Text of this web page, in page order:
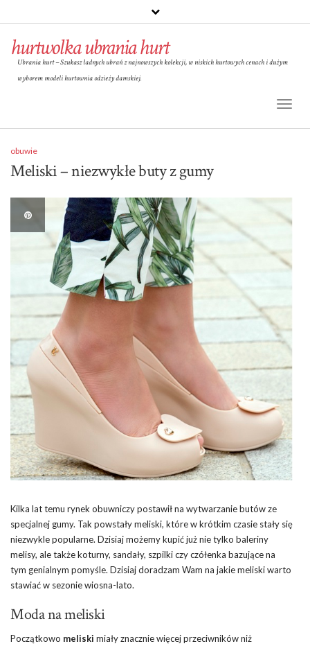
hurtwolka ubrania hurt
Ubrania hurt – Szukasz ładnych ubrań z najnowszych kolekcji, w niskich hurtowych cenach i dużym
wyborem modeli hurtownia odzieży damskiej.
obuwie
Meliski – niezwykłe buty z gumy
Kilka lat temu rynek obuwniczy postawił na wytwarzanie butów ze
specjalnej gumy. Tak powstały meliski, które w krótkim czasie stały się
niezwykle popularne. Dzisiaj możemy kupić już nie tylko baleriny
melisy, ale także koturny, sandały, szpilki czy czółenka bazujące na
tym genialnym pomyśle. Dzisiaj doradzam Wam na jakie meliski warto
stawiać w sezonie wiosna-lato.
Moda na meliski
Początkowo meliski miały znacznie więcej przeciwników niż